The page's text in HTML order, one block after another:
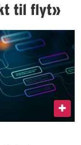
til flyt»